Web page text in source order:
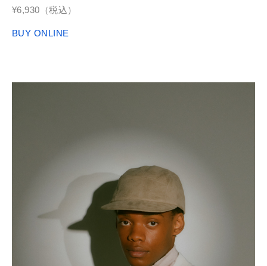
¥6,930（税込）
BUY ONLINE